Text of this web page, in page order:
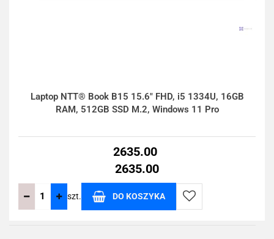
Laptop NTT® Book B15 15.6" FHD, i5 1334U, 16GB
RAM, 512GB SSD M.2, Windows 11 Pro
2635.00
2635.00
szt. DO KOSZYKA
Do